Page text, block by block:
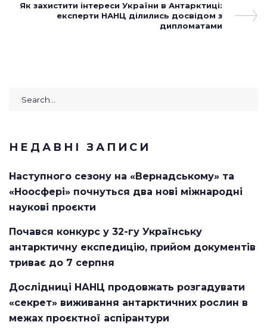
Next
Як захистити інтереси України в Антарктиці:
експерти НАНЦ ділились досвідом з
дипломатами
НЕДАВНІ ЗАПИСИ
Наступного сезону на «Вернадському» та
«Ноосфері» почнуться два нові міжнародні
наукові проєкти
Почався конкурс у 32-гу Українську
антарктичну експедицію, прийом документів
триває до 7 серпня
Дослідниці НАНЦ продовжать розгадувати
«секрет» виживання антарктичних рослин в
межах проєктної аспірантури